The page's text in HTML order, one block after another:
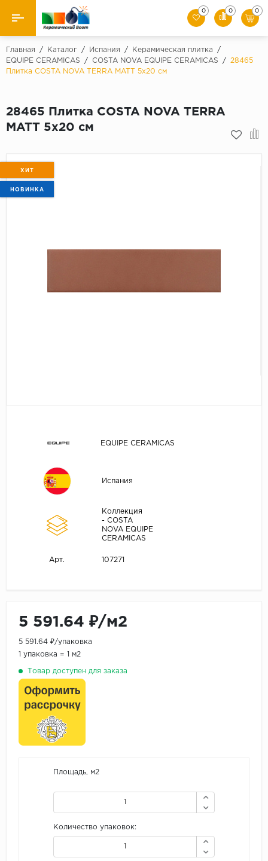
Назад
Производители
Керамогранит
Искусственный камень
0 0 0
Главная / Каталог / Испания / Керамическая плитка
/
EQUIPE CERAMICAS
/ COSTA NOVA EQUIPE CERAMICAS /
28465
Плитка COSTA NOVA TERRA MATT 5x20 см
28465 Плитка COSTA NOVA TERRA
MATT 5x20 см
ХИТ
НОВИНКА
EQUIPE CERAMICAS
Испания
Коллекция
- COSTA
NOVA EQUIPE
CERAMICAS
Арт. 107271
5 591.64 ₽/м2
5 591.64 ₽/упаковка
1 упаковка = 1 м2
Товар доступен для заказа
Площадь, м2
Количество упаковок: